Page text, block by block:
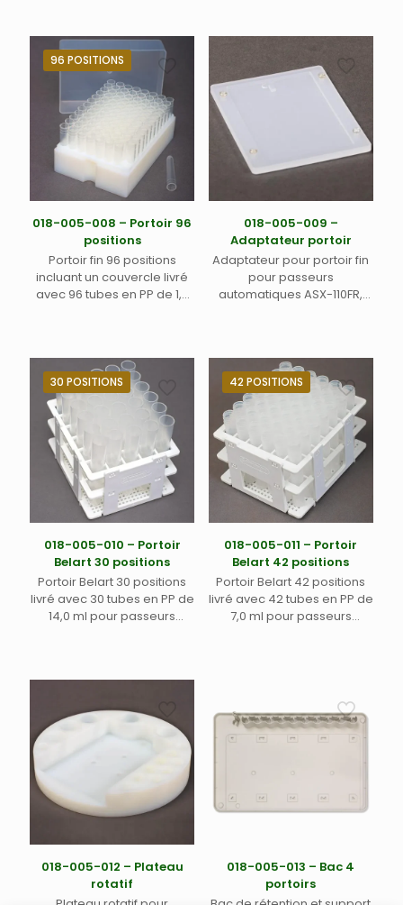
Teledyne Labs (Cetac). (1)
Teledyne LABS (Cetac) (1)
96 POSITIONS
018-005-008 – Portoir 96
positions
Portoir fin 96 positions
incluant un couvercle livré
avec 96 tubes en PP de 1,0
Teledyne Labs (Cetac) (1)
018-005-009 –
Adaptateur portoir
Adaptateur pour portoir fin
pour passeurs
automatiques ASX-110FR,
30 POSITIONS
018-005-010 – Portoir
Belart 30 positions
Portoir Belart 30 positions
livré avec 30 tubes en PP de
14,0 ml pour passeurs
42 POSITIONS
018-005-011 – Portoir
Belart 42 positions
Portoir Belart 42 positions
livré avec 42 tubes en PP de
7,0 ml pour passeurs
018-005-012 – Plateau
rotatif
018-005-013 – Bac 4
portoirs